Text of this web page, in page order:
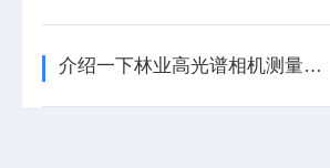
介绍一下林业高光谱相机测量技术的三个特征